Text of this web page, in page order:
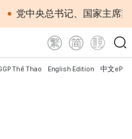
央总书记、国家主席苏林：
Thể Thao English Edition 中文